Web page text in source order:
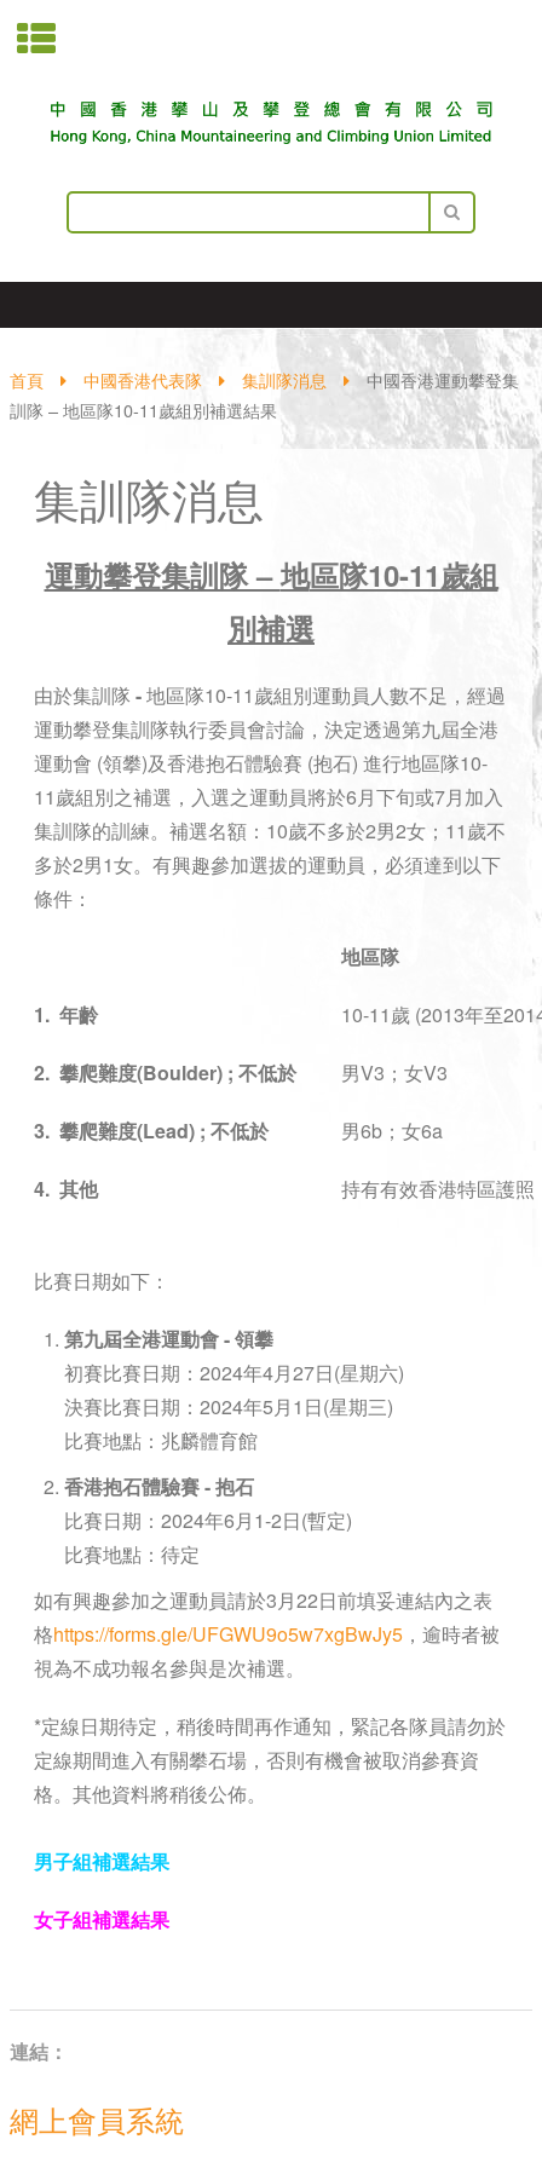
首頁 中國香港代表隊 集訓隊消息
中國香港運動攀登集
訓隊 – 地區隊10-11歲組別補選結果
集訓隊消息
運動攀登集訓隊 –地區隊10-11歲組
別補選
由於集訓隊 -地區隊10-11歲組別運動員人數不足，經過
運動攀登集訓隊執行委員會討論，決定透過第九屆全港
運動會 (領攀)及香港抱石體驗賽 (抱石) 進行地區隊10-
11歲組別之補選，入選之運動員將於6月下旬或7月加入
集訓隊的訓練。補選名額：10歲不多於2男2女；11歲不
多於2男1女。有興趣參加選拔的運動員，必須達到以下
條件：
地區隊
1. 年齡 10-11歲 (2013年至
2. 攀爬難度(Boulder) ; 不低於 男V3 ；女V3
3. 攀爬難度(Lead) ; 不低於 男6b；女6a
4. 其他 持有有效香港特區護照
比賽日期如下：
第九屆全港運動會-領攀
初賽比賽日期：2024年4月27日(星期六)
決賽比賽日期：2024年5月1日(星期三)
比賽地點：兆麟體育館
香港抱石體驗賽-抱石
比賽日期：2024年6月1-2日(暫定)
比賽地點：待定
如有興趣參加之運動員請於3月22日前填妥連結內之表
格https://forms.gle/UFGWU9o5w7xgBwJy5，逾時者被
視為不成功報名參與是次補選。
*定線日期待定，稍後時間再作通知，緊記各隊員請勿於
定線期間進入有關攀石場，否則有機會被取消參賽資
格。其他資料將稍後公佈。
男子組補選結果
女子組補選結果
連結：
網上會員系統